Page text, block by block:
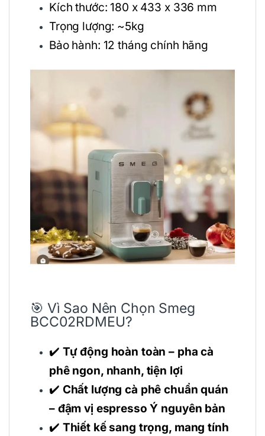
Kích thước: 180 x 433 x 336 mm
Trọng lượng: ~5kg
Bảo hành: 12 tháng chính hãng
🎯 Vì Sao Nên Chọn Smeg
BCC02RDMEU?
✔️ Tự động hoàn toàn – pha cà
phê ngon, nhanh, tiện lợi
✔️ Chất lượng cà phê chuẩn quán
– đậm vị espresso Ý nguyên bản
✔️ Thiết kế sang trọng, mang tính